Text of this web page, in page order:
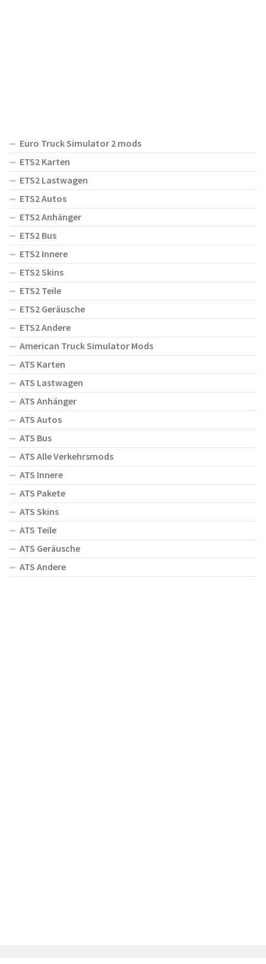
Euro Truck Simulator 2 mods
ETS2 Karten
ETS2 Lastwagen
ETS2 Autos
ETS2 Anhänger
ETS2 Bus
ETS2 Innere
ETS2 Skins
ETS2 Teile
ETS2 Geräusche
ETS2 Andere
American Truck Simulator Mods
ATS Karten
ATS Lastwagen
ATS Anhänger
ATS Autos
ATS Bus
ATS Alle Verkehrsmods
ATS Innere
ATS Pakete
ATS Skins
ATS Teile
ATS Geräusche
ATS Andere